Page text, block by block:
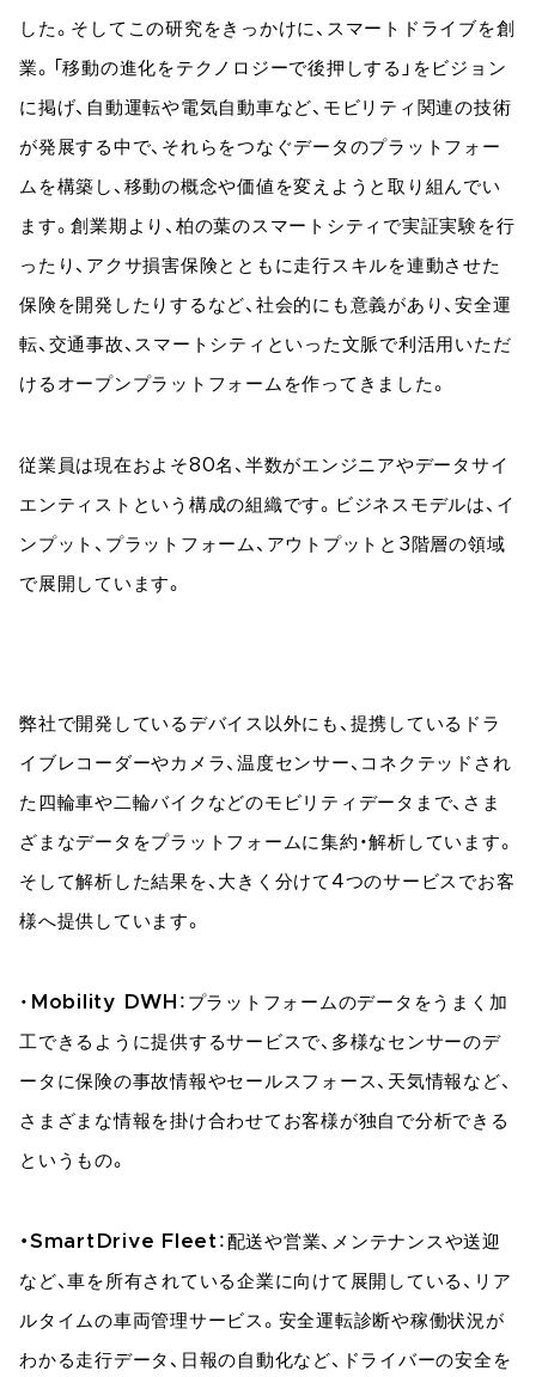
した。そしてこの研究をきっかけに、スマートドライブを創
業。「移動の進化をテクノロジーで後押しする」をビジョン
に掲げ、自動運転や電気自動車など、モビリティ関連の技術
が発展する中で、それらをつなぐデータのプラットフォー
ムを構築し、移動の概念や価値を変えようと取り組んでい
ます。創業期より、柏の葉のスマートシティで実証実験を行
ったり、アクサ損害保険とともに走行スキルを連動させた
保険を開発したりするなど、社会的にも意義があり、安全運
転、交通事故、スマートシティといった文脈で利活用いただ
けるオープンプラットフォームを作ってきました。
従業員は現在およそ80名、半数がエンジニアやデータサイ
エンティストという構成の組織です。ビジネスモデルは、イ
ンプット、プラットフォーム、アウトプットと3階層の領域
で展開しています。
弊社で開発しているデバイス以外にも、提携しているドラ
イブレコーダーやカメラ、温度センサー、コネクテッドされ
た四輪車や二輪バイクなどのモビリティデータまで、さま
ざまなデータをプラットフォームに集約・解析しています。
そして解析した結果を、大きく分けて4つのサービスでお客
様へ提供しています。
・ Mobility DWH ：プラットフォームのデータをうまく加
工できるように提供するサービスで、多様なセンサーのデ
ータに保険の事故情報やセールスフォース、天気情報など、
さまざまな情報を掛け合わせてお客様が独自で分析できる
というもの。
・SmartDrive Fleet ：配送や営業、メンテナンスや送迎
など、車を所有されている企業に向けて展開している、リア
ルタイムの車両管理サービス。安全運転診断や稼働状況が
わかる走行データ、日報の自動化など、ドライバーの安全を